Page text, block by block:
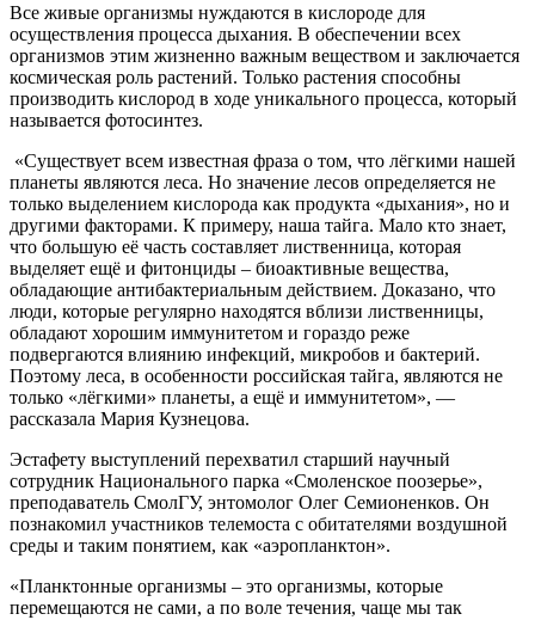
Все живые организмы нуждаются в кислороде для
осуществления процесса дыхания. В обеспечении всех
организмов этим жизненно важным веществом и заключается
космическая роль растений. Только растения способны
производить кислород в ходе уникального процесса, который
называется фотосинтез.
«Существует всем известная фраза о том, что лёгкими нашей
планеты являются леса. Но значение лесов определяется не
только выделением кислорода как продукта «дыхания», но и
другими факторами. К примеру, наша тайга. Мало кто знает,
что большую её часть составляет лиственница, которая
выделяет ещё и фитонциды – биоактивные вещества,
обладающие антибактериальным действием. Доказано, что
люди, которые регулярно находятся вблизи лиственницы,
обладают хорошим иммунитетом и гораздо реже
подвергаются влиянию инфекций, микробов и бактерий.
Поэтому леса, в особенности российская тайга, являются не
только «лёгкими» планеты, а ещё и иммунитетом», —
рассказала Мария Кузнецова.
Эстафету выступлений перехватил старший научный
сотрудник Национального парка «Смоленское поозерье»,
преподаватель СмолГУ, энтомолог Олег Семионенков. Он
познакомил участников телемоста с обитателями воздушной
среды и таким понятием, как «аэропланктон».
«Планктонные организмы – это организмы, которые
перемещаются не сами, а по воле течения, чаще мы так